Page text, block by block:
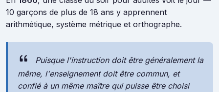
10 garçons de plus de 18 ans y apprennent
arithmétique, système métrique et orthographe.
Puisque l'instruction doit être généralement la
même, l'enseignement doit être commun, et
confié à un même maître qui puisse être choisi